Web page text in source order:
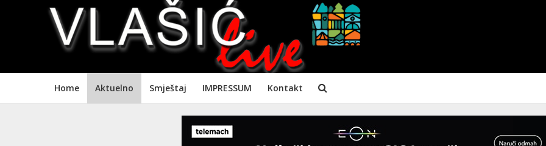
Home Aktuelno Smještaj IMPRESSUM Kontakt